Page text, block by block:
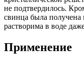
не подтвердилось.
свинца была получена
растворима в воде
Применение